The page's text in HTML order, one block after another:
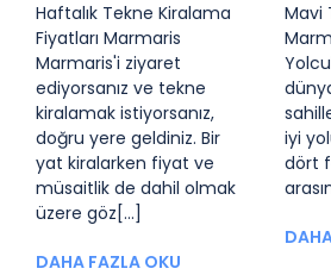
Haftalık Tekne Kiralama
Fiyatları Marmaris
Marmaris'i ziyaret
ediyorsanız ve tekne
kiralamak istiyorsanız,
doğru yere geldiniz. Bir
yat kiralarken fiyat ve
müsaitlik de dahil olmak
üzere göz[...]
DAHA FAZLA OKU
Mavi
iyi
dört